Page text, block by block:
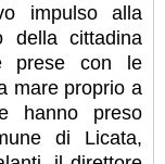
impulso alla
della cittadina
prese con le
mare proprio a
hanno preso
di Licata,